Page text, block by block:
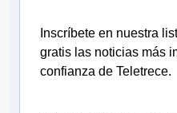
Inscríbete en nuestra
gratis las noticias más
confianza de Teletrece.